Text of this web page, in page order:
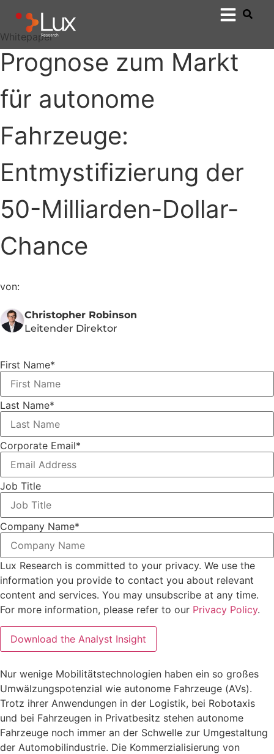
Whitepaper
Prognose zum Markt
für autonome
Fahrzeuge:
Entmystifizierung der
50-Milliarden-Dollar-
Chance
von:
Christopher Robinson
Leitender Direktor
First Name*
Last Name*
Corporate Email*
Job Title
Company Name*
Lux Research is committed to your privacy. We use the
information you provide to contact you about relevant
content and services. You may unsubscribe at any time.
For more information, please refer to our Privacy Policy.
Nur wenige Mobilitätstechnologien haben ein so großes
Umwälzungspotenzial wie autonome Fahrzeuge (AVs).
Trotz ihrer Anwendungen in der Logistik, bei Robotaxis
und bei Fahrzeugen in Privatbesitz stehen autonome
Fahrzeuge noch immer an der Schwelle zur Umgestaltung
der Automobilindustrie. Die Kommerzialisierung von